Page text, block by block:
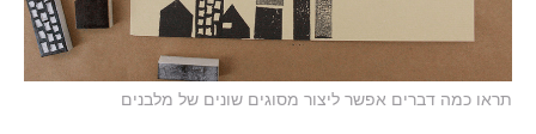
תראו כמה דברים אפשר ליצור מסוגים שונים של מלבנים